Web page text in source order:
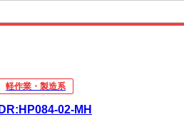
軽作業・製造系
02-MH